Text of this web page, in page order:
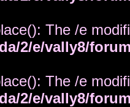
The /e
2/e/vally8/
The /e
2/e/vally8/